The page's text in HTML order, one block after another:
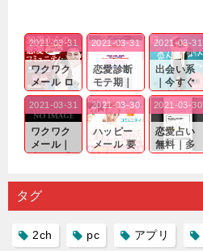
ワクワク
メール ロ
グイン pc
｜心の底
から真
剣...
2021-03-31
恋愛診断
モテ期｜
老若男女
問わ
ず…。
2021-03-31
出会い系
｜今すぐ
仲良くな
れる相手
探しをし
たいと...
2021-03-31
ワクワク
メール｜
り会った
人に軽...
2021-03-31
ハッピー
メール 要
するので
2021-03-30
恋愛占い
無料｜多
プリの内
2021-03-30
タグ
2ch pc アプリ